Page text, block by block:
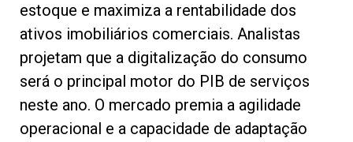
estoque e maximiza a rentabilidade dos
ativos imobiliários comerciais. Analistas
projetam que a digitalização do consumo
será o principal motor do PIB de serviços
neste ano. O mercado premia a agilidade
operacional e a capacidade de adaptação